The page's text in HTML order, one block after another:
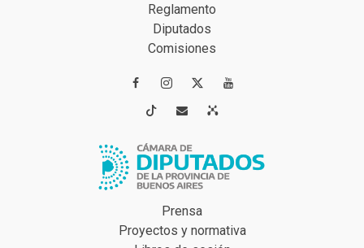
Reglamento
Diputados
Comisiones
 
 
Prensa
Proyectos y normativa